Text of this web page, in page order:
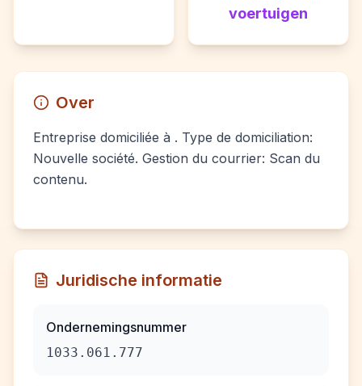
voertuigen
Over
Entreprise domiciliée à . Type de domiciliation:
Nouvelle société. Gestion du courrier: Scan du
contenu.
Juridische informatie
Ondernemingsnummer
1033.061.777